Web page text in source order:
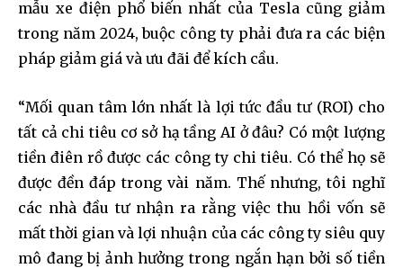
mẫu xe điện phổ biến nhất của Tesla cũng giảm
trong năm 2024, buộc công ty phải đưa ra các biện
pháp giảm giá và ưu đãi để kích cầu.
“Mối quan tâm lớn nhất là lợi tức đầu tư (ROI) cho
tất cả chi tiêu cơ sở hạ tầng AI ở đâu? Có một lượng
tiền điên rồ được các công ty chi tiêu. Có thể họ sẽ
được đền đáp trong vài năm. Thế nhưng, tôi nghĩ
các nhà đầu tư nhận ra rằng việc thu hồi vốn sẽ
mất thời gian và lợi nhuận của các công ty siêu quy
mô đang bị ảnh hưởng trong ngắn hạn bởi số tiền